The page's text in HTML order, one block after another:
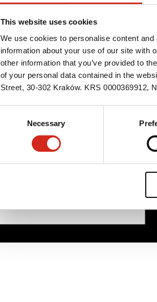
This website uses cookies
We use cookies to personalise content
information about your use of our site with
other information that you’ve provided to
of your personal data contained in the
Street, 30-302 Kraków. KRS 0000369912,
Necessary